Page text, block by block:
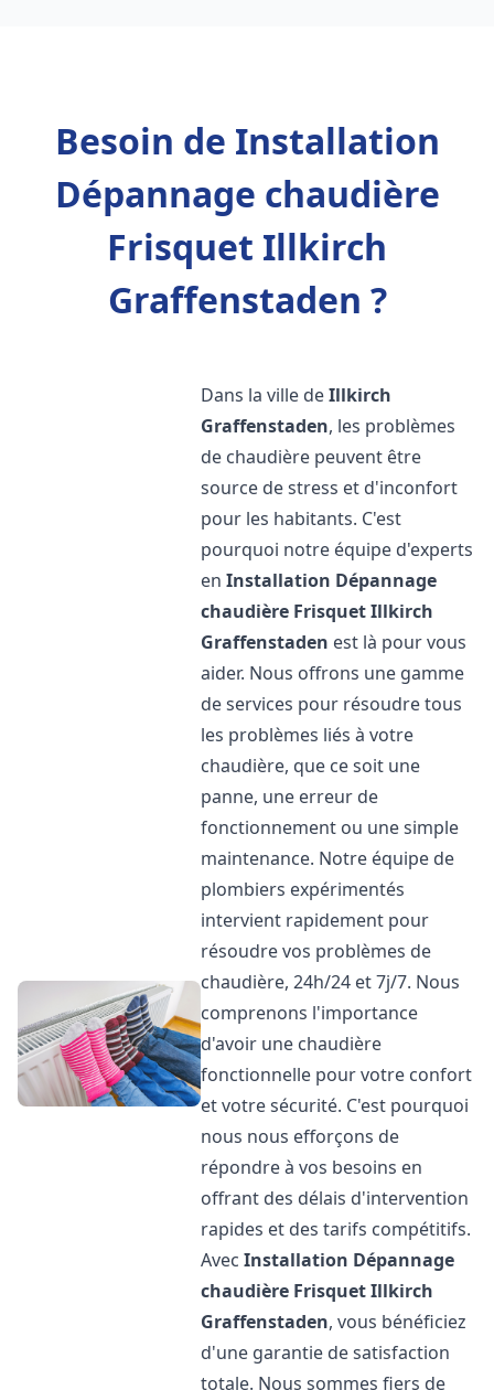
Besoin de Installation
Dépannage chaudière
Frisquet Illkirch
Graffenstaden ?
Dans la ville deIllkirch
Graffenstaden, les problèmes
de chaudière peuvent être
source de stress et d'inconfort
pour les habitants. C'est
pourquoi notre équipe d'experts
enInstallation Dépannage
chaudière FrisquetIllkirch
Graffenstaden est là pour vous
aider. Nous offrons une gamme
de services pour résoudre tous
les problèmes liés à votre
chaudière, que ce soit une
panne, une erreur de
fonctionnement ou une simple
maintenance. Notre équipe de
plombiers expérimentés
intervient rapidement pour
résoudre vos problèmes de
chaudière, 24h/24 et 7j/7. Nous
comprenons l'importance
d'avoir une chaudière
fonctionnelle pour votre confort
et votre sécurité. C'est pourquoi
nous nous efforçons de
répondre à vos besoins en
offrant des délais d'intervention
rapides et des tarifs compétitifs.
AvecInstallation Dépannage
chaudière FrisquetIllkirch
Graffenstaden, vous bénéficiez
d'une garantie de satisfaction
totale. Nous sommes fiers de